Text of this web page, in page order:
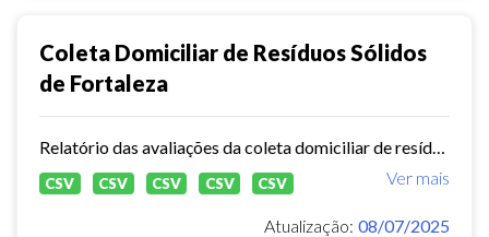
Coleta Domiciliar de Resíduos Sólidos
de Fortaleza
Ver mais
CSV CSV CSV CSV CSV
Atualização: 08/07/2025